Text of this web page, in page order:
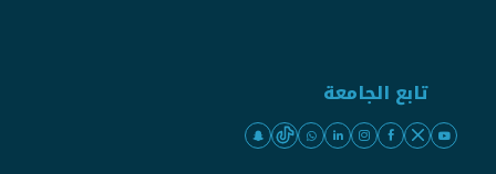
تابع الجامعة